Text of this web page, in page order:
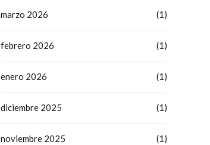
marzo 2026 (1)
febrero 2026 (1)
enero 2026 (1)
diciembre 2025 (1)
noviembre 2025 (1)